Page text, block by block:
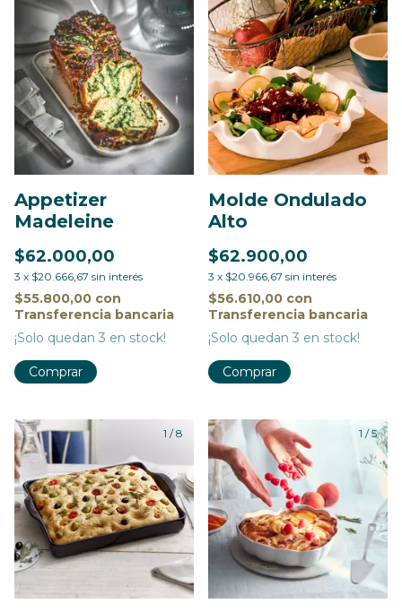
1 /5
Appetizer
Madeleine
$62.000,00
3 x $20.666,67 sin interés
$55.800,00 con
Transferencia bancaria
¡Solo quedan 3 en stock!
Comprar
1/6
Molde Ondulado
Alto
$62.900,00
3 x $20.966,67 sin interés
$56.610,00 con
Transferencia bancaria
¡Solo quedan 3 en stock!
Comprar
1 /8 1 /5